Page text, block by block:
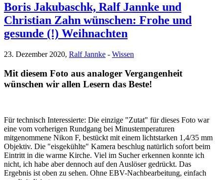
Boris Jakubaschk, Ralf Jannke und
Christian Zahn wünschen: Frohe und
gesunde (!) Weihnachten
23. Dezember 2020, Ralf Jannke - Wissen
Mit diesem Foto aus analoger Vergangenheit
wünschen wir allen Lesern das Beste!
Für technisch Interessierte: Die einzige "Zutat" für dieses Foto war
eine vom vorherigen Rundgang bei Minustemperaturen
mitgenommene Nikon F, bestückt mit einem lichtstarken 1,4/35 mm
Objektiv. Die "eisgekühlte" Kamera beschlug natürlich sofort beim
Eintritt in die warme Kirche. Viel im Sucher erkennen konnte ich
nicht, ich habe aber dennoch auf den Auslöser gedrückt. Das
Ergebnis ist oben zu sehen. Ohne EBV-Nachbearbeitung, einfach